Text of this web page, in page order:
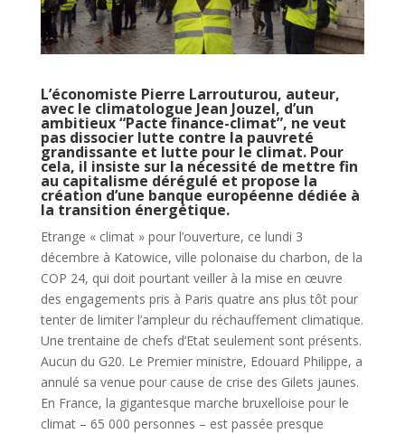
L’économiste Pierre Larrouturou, auteur,
avec le climatologue Jean Jouzel, d’un
ambitieux “Pacte finance-climat”, ne veut
pas dissocier lutte contre la pauvreté
grandissante et lutte pour le climat. Pour
cela, il insiste sur la nécessité de mettre fin
au capitalisme dérégulé et propose la
création d’une banque européenne dédiée à
la transition énergétique.
Etrange « climat » pour l’ouverture, ce lundi 3
décembre à Katowice, ville polonaise du charbon, de la
COP 24, qui doit pourtant veiller à la mise en œuvre
des engagements pris à Paris quatre ans plus tôt pour
tenter de limiter l’ampleur du réchauffement climatique.
Une trentaine de chefs d’Etat seulement sont présents.
Aucun du G20. Le Premier ministre, Edouard Philippe, a
annulé sa venue pour cause de crise des Gilets jaunes.
En France, la gigantesque marche bruxelloise pour le
climat – 65 000 personnes – est passée presque